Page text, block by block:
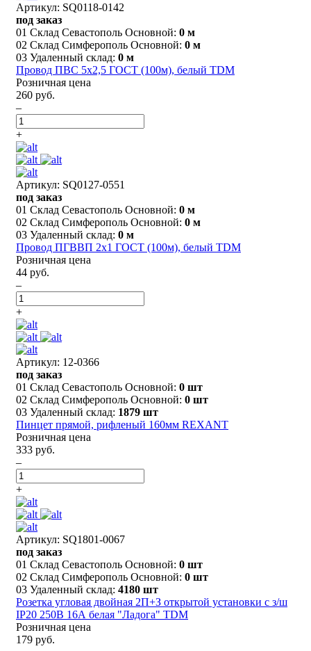
Артикул: SQ0118-0142
под заказ
01 Склад Севастополь Основной: 0 м
02 Склад Симферополь Основной: 0 м
03 Удаленный склад: 0 м
Провод ПВС 5х2,5 ГОСТ (100м), белый TDM
Розничная цена
260 руб.
–
+
Артикул: SQ0127-0551
под заказ
01 Склад Севастополь Основной: 0 м
02 Склад Симферополь Основной: 0 м
03 Удаленный склад: 0 м
Провод ПГВВП 2х1 ГОСТ (100м), белый TDM
Розничная цена
44 руб.
–
+
Артикул: 12-0366
под заказ
01 Склад Севастополь Основной: 0 шт
02 Склад Симферополь Основной: 0 шт
03 Удаленный склад: 1879 шт
Пинцет прямой, рифленый 160мм REXANT
Розничная цена
333 руб.
–
+
Артикул: SQ1801-0067
под заказ
01 Склад Севастополь Основной: 0 шт
02 Склад Симферополь Основной: 0 шт
03 Удаленный склад: 4180 шт
Розетка угловая двойная 2П+З открытой установки с з/ш
IP20 250В 16А белая "Ладога" TDM
Розничная цена
179 руб.